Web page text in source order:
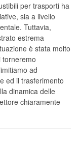
per trasporti ha
sia a livello
Tuttavia,
estrema
è stata molto
torneremo
ad
ed il trasferimento
dinamica delle
chiaramente